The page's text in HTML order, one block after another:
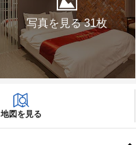
写真を見る 31枚
地図を見る